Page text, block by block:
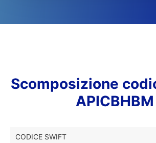
Scomposizione
APICBHBM
CODICE SWIFT